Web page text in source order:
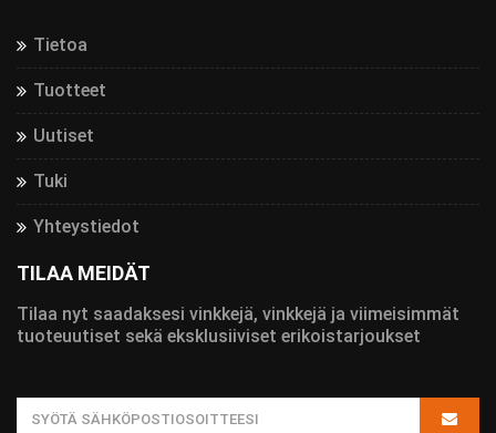
Tietoa
Tuotteet
Uutiset
Tuki
Yhteystiedot
TILAA MEIDÄT
Tilaa nyt saadaksesi vinkkejä, vinkkejä ja viimeisimmät
tuoteuutiset sekä eksklusiiviset erikoistarjoukset